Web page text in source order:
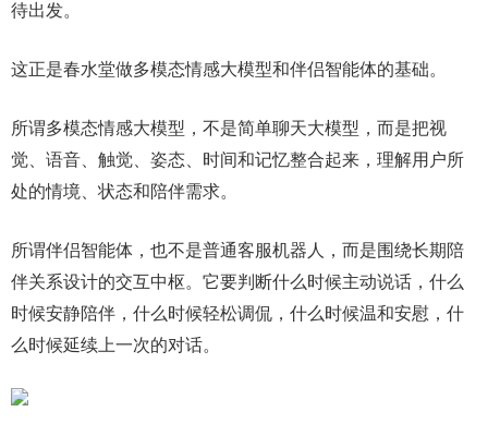
待出发。
这正是春水堂做多模态情感大模型和伴侣智能体的基础。
所谓多模态情感大模型，不是简单聊天大模型，而是把视
觉、语音、触觉、姿态、时间和记忆整合起来，理解用户所
处的情境、状态和陪伴需求。
所谓伴侣智能体，也不是普通客服机器人，而是围绕长期陪
伴关系设计的交互中枢。它要判断什么时候主动说话，什么
时候安静陪伴，什么时候轻松调侃，什么时候温和安慰，什
么时候延续上一次的对话。